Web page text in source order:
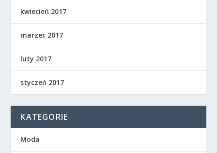
kwiecień 2017
marzec 2017
luty 2017
styczeń 2017
KATEGORIE
Moda